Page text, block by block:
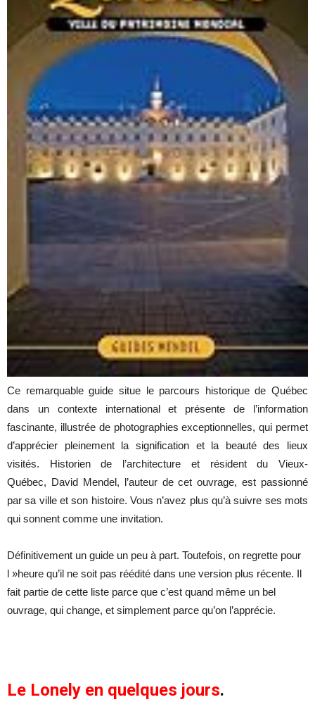
Ce remarquable guide situe le parcours historique de Québec
dans un contexte international et présente de l’information
fascinante, illustrée de photographies exceptionnelles, qui permet
d’apprécier pleinement la signification et la beauté des lieux
visités. Historien de l’architecture et résident du Vieux-
Québec, David Mendel, l’auteur de cet ouvrage, est passionné
par sa ville et son histoire. Vous n’avez plus qu’à suivre ses mots
qui sonnent comme une invitation.
Définitivement un guide un peu à part. Toutefois, on regrette pour
l »heure qu’il ne soit pas réédité dans une version plus récente. Il
fait partie de cette liste parce que c’est quand même un bel
ouvrage, qui change, et simplement parce qu’on l’apprécie.
Le Lonely en quelques jours.